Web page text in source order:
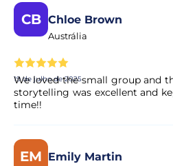
CB Chloe Brown
Austrália
19 de julho de 2025
We loved the small group and
storytelling was excellent and
time!!
EM Emily Martin